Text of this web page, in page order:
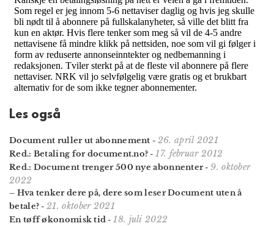
Les også
Document ruller ut abonnement - 26. april 2021
Red.: Betaling for document.no? -17. februar 2012
Red.: Document trenger 500 nye abonnenter-9. oktober
2022
– Hva tenker dere på, dere som leser Document uten å
betale? -21. oktober 2021
En tøff økonomisk tid -18. juli 2022